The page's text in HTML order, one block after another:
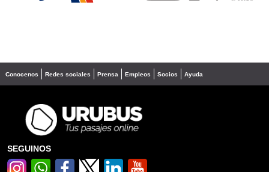
Conocenos Redes sociales Prensa Empleos Socios Ayuda
SEGUINOS